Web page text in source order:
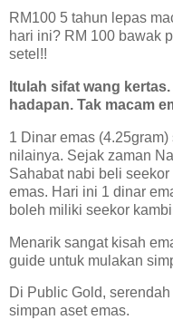
RM100 5 tahun lepas
hari ini? RM 100 bawak
setel!!
Itulah sifat wang
hadapan. Tak macam
1 Dinar emas
nilainya. Sejak zaman
Sahabat nabi beli
emas. Hari ini 1 dinar
boleh miliki seekor
Menarik sangat kisah
guide untuk mulakan
Di Public Gold,
simpan aset emas.